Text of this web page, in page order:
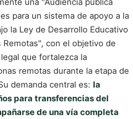
para un sistema de apoyo a la
la Ley de Desarrollo Educativo
Remotas", con el objetivo de
que fortalezca la
remotas durante la etapa de
demanda central es: la
para transferencias del
de una vía completa